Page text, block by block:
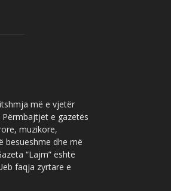
më e vjetër
e gazetës
muzikore,
besueshme dhe më
“Lajm” është
faqja zyrtare e